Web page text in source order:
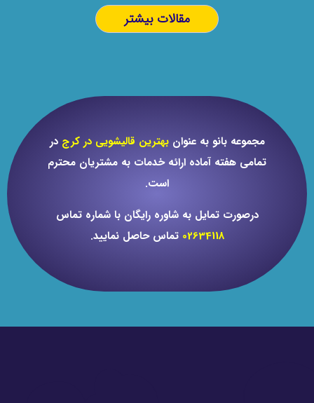
مقالات بیشتر
مجموعه بانو به عنوانبهترین قالیشویی در کرج در
تمامی هفته آماده ارائه خدمات به مشتریان محترم
است.
درصورت تمایل به شاوره رایگان با شماره تماس
02634118 تماس حاصل نمایید.